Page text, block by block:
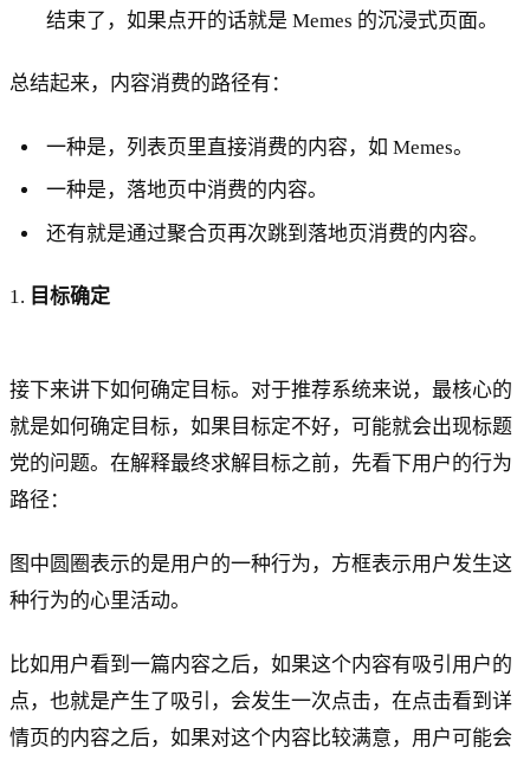
结束了，如果点开的话就是 Memes 的沉浸式页面。
总结起来，内容消费的路径有：
一种是，列表页里直接消费的内容，如 Memes。
一种是，落地页中消费的内容。
还有就是通过聚合页再次跳到落地页消费的内容。
1. 目标确定
接下来讲下如何确定目标。对于推荐系统来说，最核心的
就是如何确定目标，如果目标定不好，可能就会出现标题
党的问题。在解释最终求解目标之前，先看下用户的行为
路径：
图中圆圈表示的是用户的一种行为，方框表示用户发生这
种行为的心里活动。
比如用户看到一篇内容之后，如果这个内容有吸引用户的
点，也就是产生了吸引，会发生一次点击，在点击看到详
情页的内容之后，如果对这个内容比较满意，用户可能会